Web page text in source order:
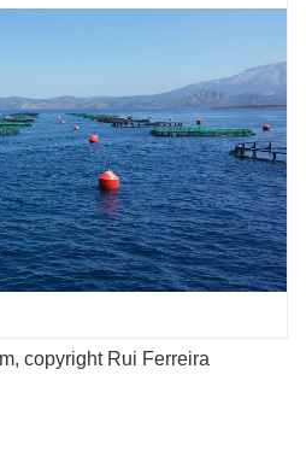
copyright Rui Ferreira